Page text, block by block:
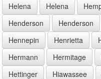
Helena
Helena
Henderson
Henderson
Hennepin
Henrietta
Hermann
Hermitage
Hettinger
Hiawassee